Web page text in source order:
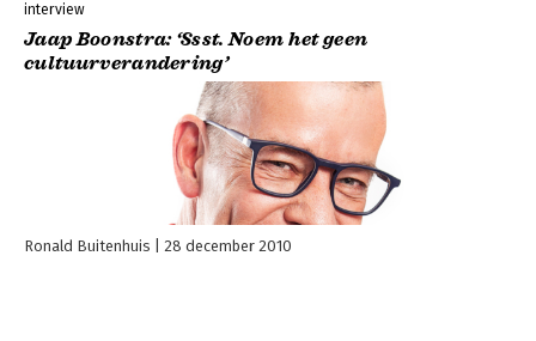
interview
Jaap Boonstra: ‘Ssst. Noem het geen
cultuurverandering’
Ronald Buitenhuis 28 december 2010